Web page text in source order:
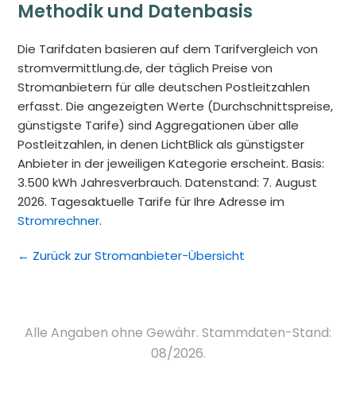
Methodik und Datenbasis
Die Tarifdaten basieren auf dem Tarifvergleich von
stromvermittlung.de, der täglich Preise von
Stromanbietern für alle deutschen Postleitzahlen
erfasst. Die angezeigten Werte (Durchschnittspreise,
günstigste Tarife) sind Aggregationen über alle
Postleitzahlen, in denen LichtBlick als günstigster
Anbieter in der jeweiligen Kategorie erscheint. Basis:
3.500 kWh Jahresverbrauch. Datenstand: 7. August
2026. Tagesaktuelle Tarife für Ihre Adresse im
Stromrechner.
← Zurück zur Stromanbieter-Übersicht
Alle Angaben ohne Gewähr. Stammdaten-Stand:
08/2026.